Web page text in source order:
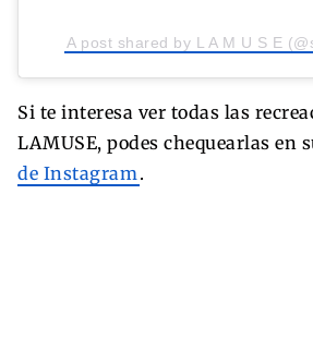
A post shared by L A M U S E
Si te interesa ver todas las
LAMUSE, podes chequearlas en
de Instagram.